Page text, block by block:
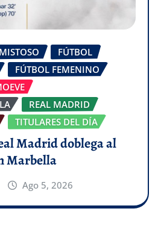
FÚTBOL
FÚTBOL FEMENINO
REAL MADRID
TITULARES DEL DÍA
Madrid doblega al
Marbella
Ago 5, 2026